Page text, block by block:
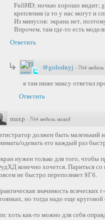
FullHD; ночью хорошо видит;
крепления (а то у нас могут и
Из минусов: экрана нет,
Впрочем, там где-то есть
Ответить
@golodnyj · 704
я там ниже максу ответил
Ответить
maxp · 704 недель назад
должен быть маленький
одевать его каждый раз
нужен только для того, чтобы
конечно хочется. Париться со
не быстро переполняет 8Гб.
значимость
но тогда надо еще
хоть как-то можно для себя